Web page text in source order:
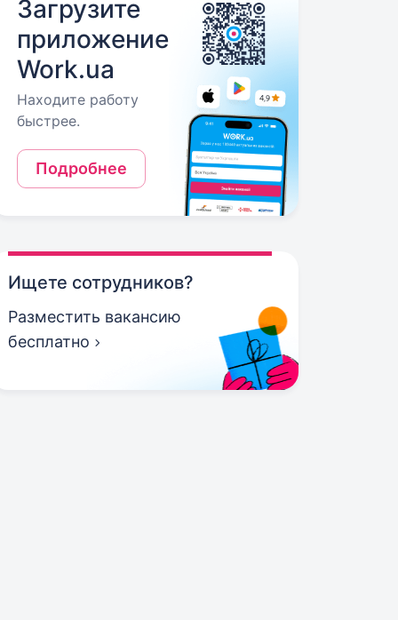
Загрузите
приложение
Work.ua
Находите работу
быстрее.
Подробнее
Ищете сотрудников?
Разместить вакансию
бесплатно